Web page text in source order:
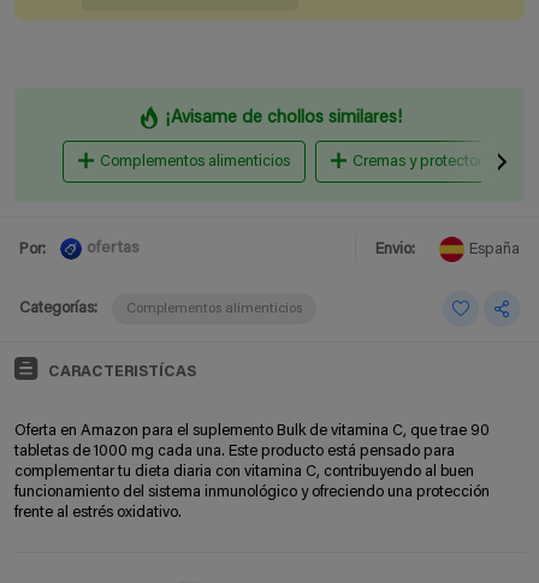
¡Avisame de chollos similares!
Complementos alimenticios Cremas y protectores
Por: ofertas Envio: España
Categorías: Complementos alimenticios
CARACTERISTÍCAS
Oferta en Amazon para el suplemento Bulk de vitamina C, que trae 90
tabletas de 1000 mg cada una. Este producto está pensado para
complementar tu dieta diaria con vitamina C, contribuyendo al buen
funcionamiento del sistema inmunológico y ofreciendo una protección
frente al estrés oxidativo.